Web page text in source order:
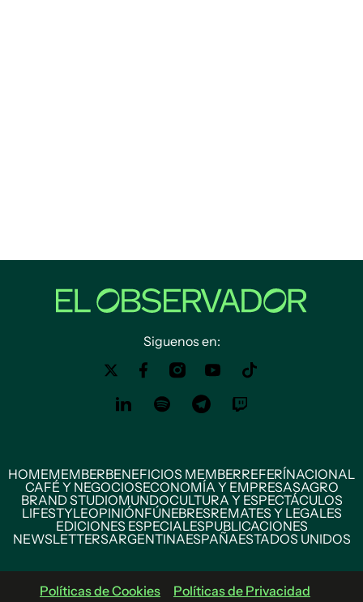
Siguenos en:
HOMEMEMBERBENEFICIOS MEMBERREFERÍNACIONAL
CAFÉ Y NEGOCIOSECONOMÍA Y EMPRESASAGRO
BRAND STUDIOMUNDOCULTURA Y ESPECTÁCULOS
LIFESTYLEOPINIÓNFÚNEBRESREMATES Y LEGALES
EDICIONES ESPECIALESPUBLICACIONES
NEWSLETTERSARGENTINAESPAÑAESTADOS UNIDOS
Políticas de Cookies Políticas de Privacidad